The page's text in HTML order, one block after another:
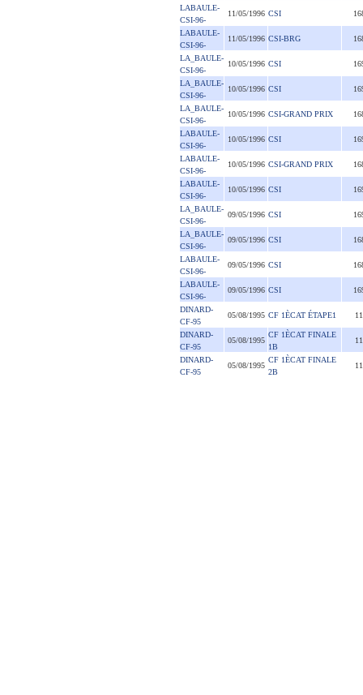
LABAULE-
CSI-96-
11/05/1996 CSI
LABAULE-
CSI-96-
11/05/1996 CSI-BRG
LA_BAULE-
CSI-96-
10/05/1996 CSI
LA_BAULE-
CSI-96-
10/05/1996 CSI
LA_BAULE-
CSI-96-
10/05/1996 CSI-GRAND PRIX
LABAULE-
CSI-96-
10/05/1996 CSI
LABAULE-
CSI-96-
10/05/1996 CSI-GRAND PRIX
LABAULE-
CSI-96-
10/05/1996 CSI
LA_BAULE-
CSI-96-
09/05/1996 CSI
LA_BAULE-
CSI-96-
09/05/1996 CSI
LABAULE-
CSI-96-
09/05/1996 CSI
LABAULE-
CSI-96-
09/05/1996 CSI
DINARD-
CF-95
05/08/1995 CF 1ÈCAT ÉTAPE1 11
DINARD-
CF-95
05/08/1995
CF 1ÈCAT FINALE
1B
11
DINARD-
CF-95
05/08/1995
CF 1ÈCAT FINALE
2B
11